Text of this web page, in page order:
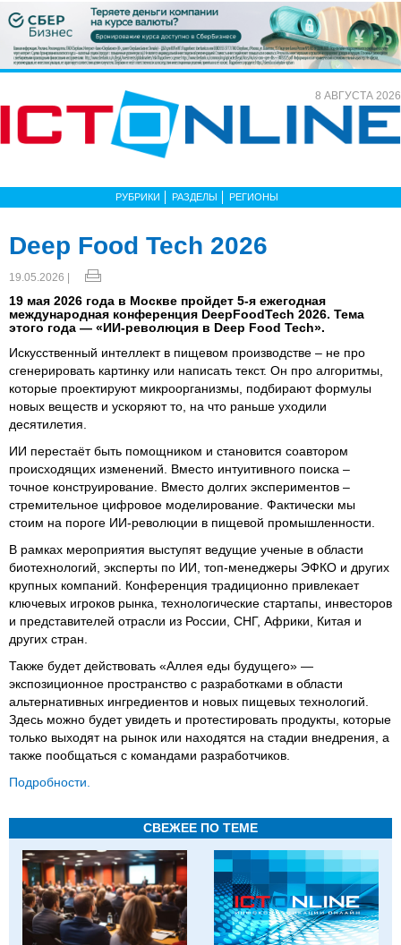
8 АВГУСТА 2026
РУБРИКИ РАЗДЕЛЫ РЕГИОНЫ
Deep Food Tech 2026
19.05.2026 |
19 мая 2026 года в Москве пройдет 5-я ежегодная
международная конференция DeepFoodTech 2026. Тема
этого года — «ИИ-революция в Deep Food Tech».
Искусственный интеллект в пищевом производстве – не про
сгенерировать картинку или написать текст. Он про алгоритмы,
которые проектируют микроорганизмы, подбирают формулы
новых веществ и ускоряют то, на что раньше уходили
десятилетия.
ИИ перестаёт быть помощником и становится соавтором
происходящих изменений. Вместо интуитивного поиска –
точное конструирование. Вместо долгих экспериментов –
стремительное цифровое моделирование. Фактически мы
стоим на пороге ИИ-революции в пищевой промышленности.
В рамках мероприятия выступят ведущие ученые в области
биотехнологий, эксперты по ИИ, топ-менеджеры ЭФКО и других
крупных компаний. Конференция традиционно привлекает
ключевых игроков рынка, технологические стартапы, инвесторов
и представителей отрасли из России, СНГ, Африки, Китая и
других стран.
Также будет действовать «Аллея еды будущего» —
экспозиционное пространство с разработками в области
альтернативных ингредиентов и новых пищевых технологий.
Здесь можно будет увидеть и протестировать продукты, которые
только выходят на рынок или находятся на стадии внедрения, а
также пообщаться с командами разработчиков.
Подробности.
СВЕЖЕЕ ПО ТЕМЕ